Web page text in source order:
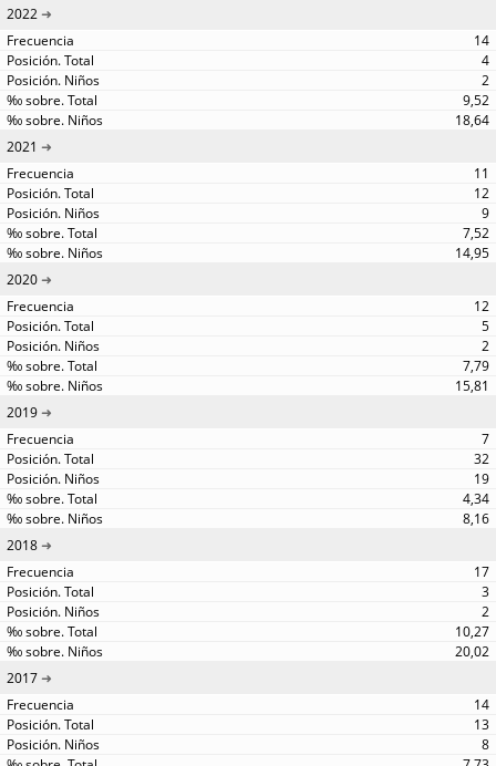
2022
14
4
2
9,52
18,64
2021
11
12
9
7,52
14,95
2020
12
5
2
7,79
15,81
2019
7
32
19
4,34
8,16
2018
17
3
2
10,27
20,02
2017
14
13
8